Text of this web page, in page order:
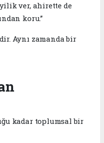
ver, ahirette de
koru.”
Aynı zamanda bir
kadar toplumsal bir